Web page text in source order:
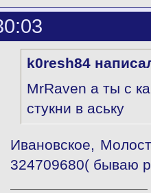
k0resh84
MrRaven а ты с
стукни в аську
Ивановское,
324709680( бываю